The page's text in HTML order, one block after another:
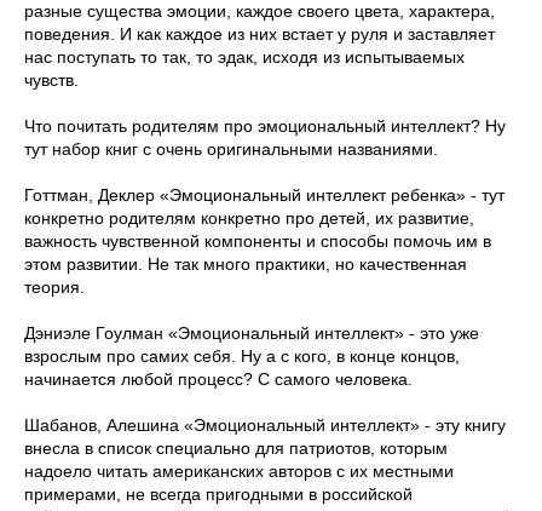
разные существа эмоции, каждое своего цвета, характера,
поведения. И как каждое из них встает у руля и заставляет
нас поступать то так, то эдак, исходя из испытываемых
чувств.
Что почитать родителям про эмоциональный интеллект? Ну
тут набор книг с очень оригинальными названиями.
Готтман, Деклер «Эмоциональный интеллект ребенка» - тут
конкретно родителям конкретно про детей, их развитие,
важность чувственной компоненты и способы помочь им в
этом развитии. Не так много практики, но качественная
теория.
Дэниэле Гоулман «Эмоциональный интеллект» - это уже
взрослым про самих себя. Ну а с кого, в конце концов,
начинается любой процесс? С самого человека.
Шабанов, Алешина «Эмоциональный интеллект» - эту книгу
внесла в список специально для патриотов, которым
надоело читать американских авторов с их местными
примерами, не всегда пригодными в российской